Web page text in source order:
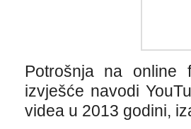
Potrošnja na
izvješće navodi
videa u 2013 godini,